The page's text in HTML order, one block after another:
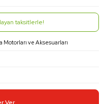
taksitlerle!
Motorları ve Aksesuarları
Ver